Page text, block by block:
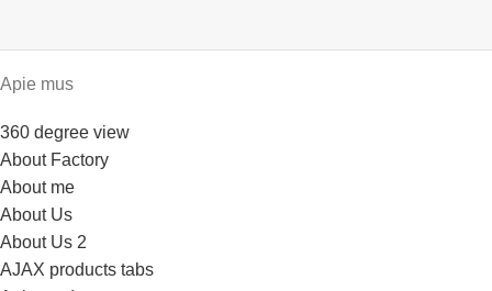
Apie mus
360 degree view
About Factory
About me
About Us
About Us 2
AJAX products tabs